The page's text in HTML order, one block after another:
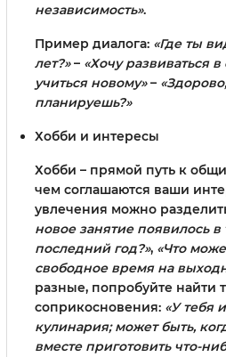
независимость».
Пример диалога: «Где ты
лет?»– «Хочу развиваться
учиться новому»–
планируешь?»
Хобби и интересы
Хобби – прямой путь к
чем соглашаются ваши
увлечения можно
новое занятие появилось
последний год?», «Что
свободное время на
разные, попробуйте найти
соприкосновения: «У тебя
кулинария; может быть,
вместе приготовить что-